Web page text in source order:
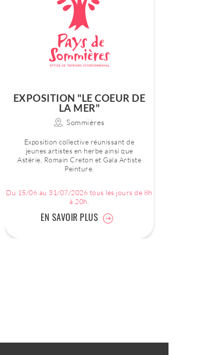
EXPOSITION "LE COEUR DE
LA MER"
Sommières
Exposition collective réunissant de
jeunes artistes en herbe ainsi que
Astérie, Romain Creton et Gaïa Artiste
Peinture.
Du 15/06 au 31/07/2026 tous les jours de 8h
à 20h.
EN SAVOIR PLUS